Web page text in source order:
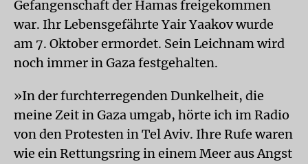
Gefangenschaft der Hamas freigekommen
war. Ihr Lebensgefährte Yair Yaakov wurde
am 7. Oktober ermordet. Sein Leichnam wird
noch immer in Gaza festgehalten.
»In der furchterregenden Dunkelheit, die
meine Zeit in Gaza umgab, hörte ich im Radio
von den Protesten in Tel Aviv. Ihre Rufe waren
wie ein Rettungsring in einem Meer aus Angst